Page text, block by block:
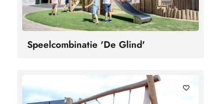
Speelcombinatie 'De Glind'